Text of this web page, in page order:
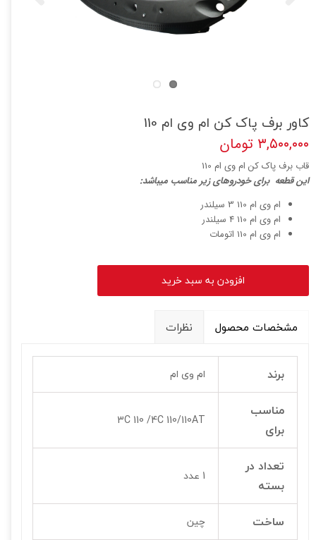
کاور برف پاک کن ام وی ام 110
۳,۵۰۰,۰۰۰ تومان
قاب برف پاک کن ام وی ام 110
این قطعه برای خودروهای زیر مناسب میباشد:
ام وی ام 110 3 سیلندر
ام وی ام 110 4 سیلندر
ام وی ام 110 اتومات
افزودن به سبد خرید
مشخصات محصول نظرات
برند ام وی ام
مناسب
برای
3C 110 /4C 110/110AT
تعداد در
بسته
1 عدد
ساخت چین